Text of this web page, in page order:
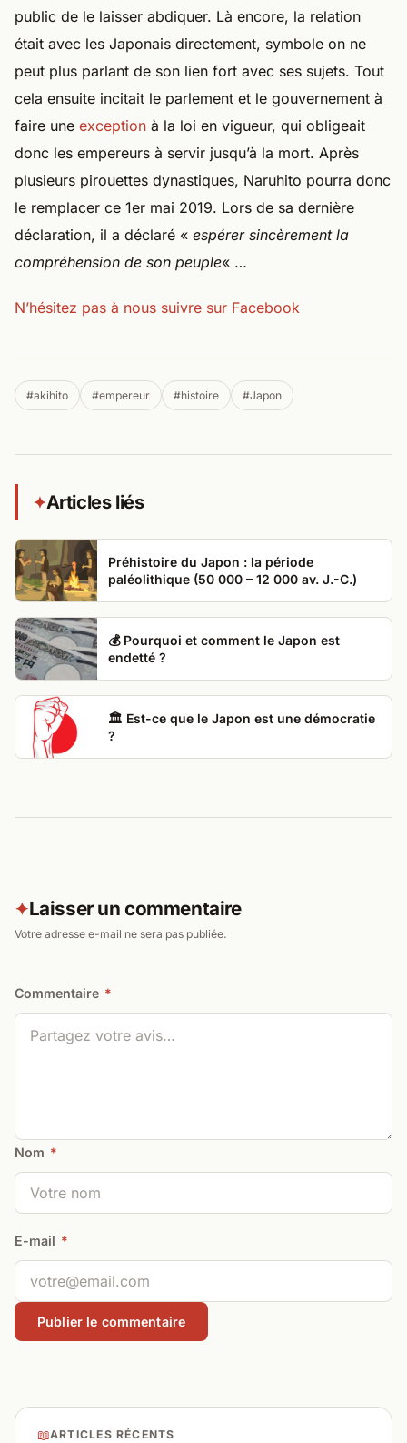
public de le laisser abdiquer. Là encore, la relation
était avec les Japonais directement, symbole on ne
peut plus parlant de son lien fort avec ses sujets. Tout
cela ensuite incitait le parlement et le gouvernement à
faire une exception à la loi en vigueur, qui obligeait
donc les empereurs à servir jusqu’à la mort. Après
plusieurs pirouettes dynastiques, Naruhito pourra donc
le remplacer ce 1er mai 2019. Lors de sa dernière
déclaration, il a déclaré « espérer sincèrement la
compréhension de son peuple« …
N’hésitez pas à nous suivre sur Facebook
#akihito #empereur #histoire #Japon
✦Articles liés
Préhistoire du Japon : la période
paléolithique (50 000 – 12 000 av. J.-C.)
💰 Pourquoi et comment le Japon est
endetté ?
🏛️ Est-ce que le Japon est une démocratie
?
✦Laisser un commentaire
Votre adresse e-mail ne sera pas publiée.
Commentaire *
Nom *
E-mail *
📖ARTICLES RÉCENTS